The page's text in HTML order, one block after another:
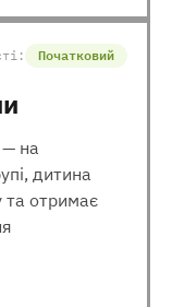
Початковий
на
дитина
та отримає